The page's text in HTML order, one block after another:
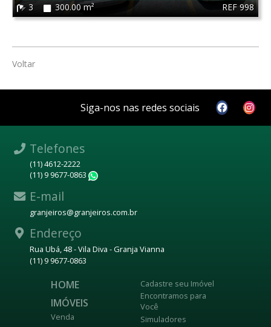
REF 998
3
300.00 m²
Voltar
Siga-nos nas redes sociais
Telefones
(11) 4612-2222
(11) 9 9677-0863
E-mail
granjeiros@granjeiros.com.br
Endereço
Rua Ubá, 48 - Vila Diva - Granja Vianna
(11) 9 9677-0863
HOME
IMÓVEIS
Venda
Cadastre seu Imóvel
Encontramos para
Você
Simuladores